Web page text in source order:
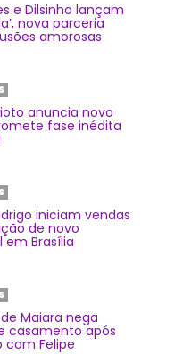
e Dilsinho lançam
nova parceria
amorosas
anuncia novo
fase inédita
iniciam vendas
de novo
em Brasília
Maiara nega
casamento após
com Felipe